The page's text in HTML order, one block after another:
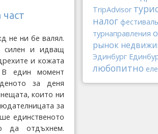
не ни бе валял.
силен и идващ
и кожата
един момент
за деня
които ни
за
единственото
да отдъхнем.
TripAdvisor
налог
турнаправления
рынок
Эдинбург
любопитно